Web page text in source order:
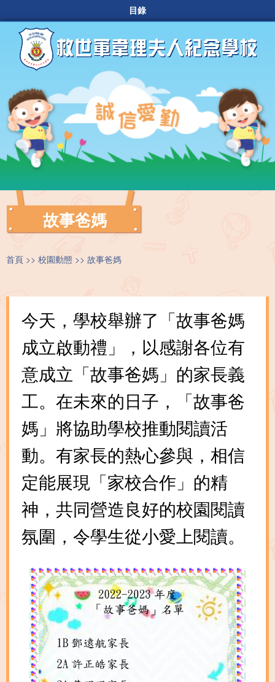
目錄
故事爸媽
首頁 校園動態 故事爸媽
今天，學校舉辦了「故事爸媽
成立啟動禮」，以感謝各位有
意成立「故事爸媽」的家長義
工。在未來的日子，「故事爸
媽」將協助學校推動閱讀活
動。有家長的熱心參與，相信
定能展現「家校合作」的精
神，共同營造良好的校園閱讀
氛圍，令學生從小愛上閱讀。